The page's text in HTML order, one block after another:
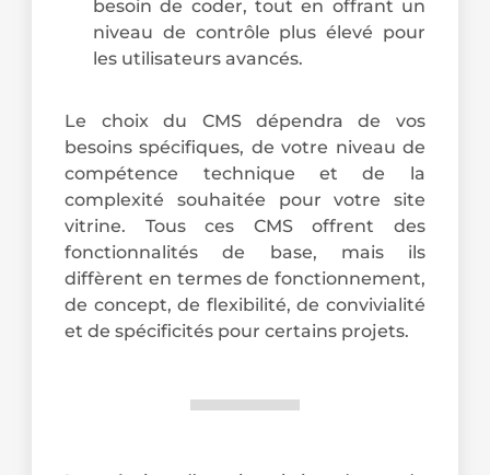
besoin de coder, tout en offrant un
niveau de contrôle plus élevé pour
les utilisateurs avancés.
Le choix du CMS dépendra de vos
besoins spécifiques, de votre niveau de
compétence technique et de la
complexité souhaitée pour votre site
vitrine. Tous ces CMS offrent des
fonctionnalités de base, mais ils
diffèrent en termes de fonctionnement,
de concept, de flexibilité, de convivialité
et de spécificités pour certains projets.